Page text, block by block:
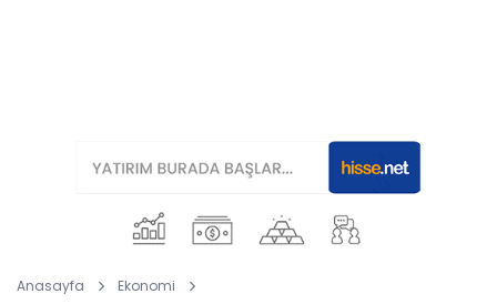
Anasayfa Ekonomi